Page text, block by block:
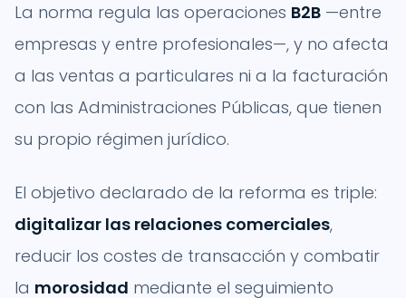
La norma regula las operaciones B2B —entre
empresas y entre profesionales—, y no afecta
a las ventas a particulares ni a la facturación
con las Administraciones Públicas, que tienen
su propio régimen jurídico.
El objetivo declarado de la reforma es triple:
digitalizar las relaciones comerciales,
reducir los costes de transacción y combatir
la morosidad mediante el seguimiento